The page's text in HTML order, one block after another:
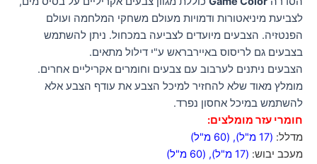
לצביעת מיניאטורות ודמויות מעולם משחקי המלחמה ועולם
הפנטזיה. הצבעים מיועדים לצביעה במכחול. ניתן להשתמש
בצבעים גם לריסוס באיירבראש ע"י דילול מתאים.
הצבעים ניתנים לערבוב עם צבעים וחומרים אקריליים אחרים.
מומלץ מאוד שלא להחזיר למיכל הצבע את עודף הצבע אלא
להשתמש במיכל אחסון נפרד.
חומרי עזר מומלצים:
מדלל: (17 מ"ל) , (60 מ"ל)
מעכב יבוש: (17 מ"ל) , (60 מ"ל)